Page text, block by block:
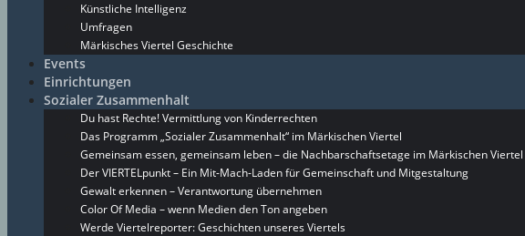
Künstliche Intelligenz
Umfragen
Märkisches Viertel Geschichte
Events
Einrichtungen
Sozialer Zusammenhalt
Du hast Rechte! Vermittlung von Kinderrechten
Das Programm „Sozialer Zusammenhalt“ im Märkischen Viertel
Gemeinsam essen, gemeinsam leben – die Nachbarschaftsetage im Märkischen Viertel
Der VIERTELpunkt – Ein Mit-Mach-Laden für Gemeinschaft und Mitgestaltung
Gewalt erkennen – Verantwortung übernehmen
Color Of Media – wenn Medien den Ton angeben
Werde Viertelreporter: Geschichten unseres Viertels